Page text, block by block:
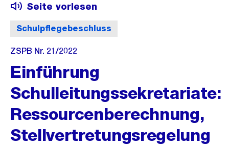
Schulpflegebeschluss
Seite vorlesen
ZSPB Nr. 21/2022
Einführung
Schulleitungssekretariate:
Ressourcenberechnung,
Stellvertretungsregelung